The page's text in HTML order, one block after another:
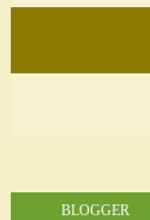
BLOGGER